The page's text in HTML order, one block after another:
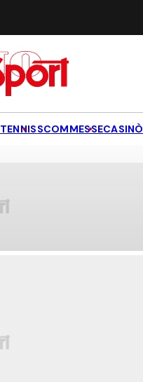
TENNISSCOMMESSECASINÒ